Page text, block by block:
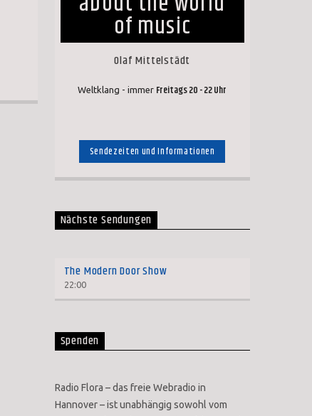
of music
Olaf Mittelstädt
Weltklang - immer Freitags 20 - 22 Uhr
Sendezeiten und Informationen
Nächste Sendungen
The Modern Door Show
22:00
Spenden
Radio Flora – das freie Webradio in
Hannover – ist unabhängig sowohl vom